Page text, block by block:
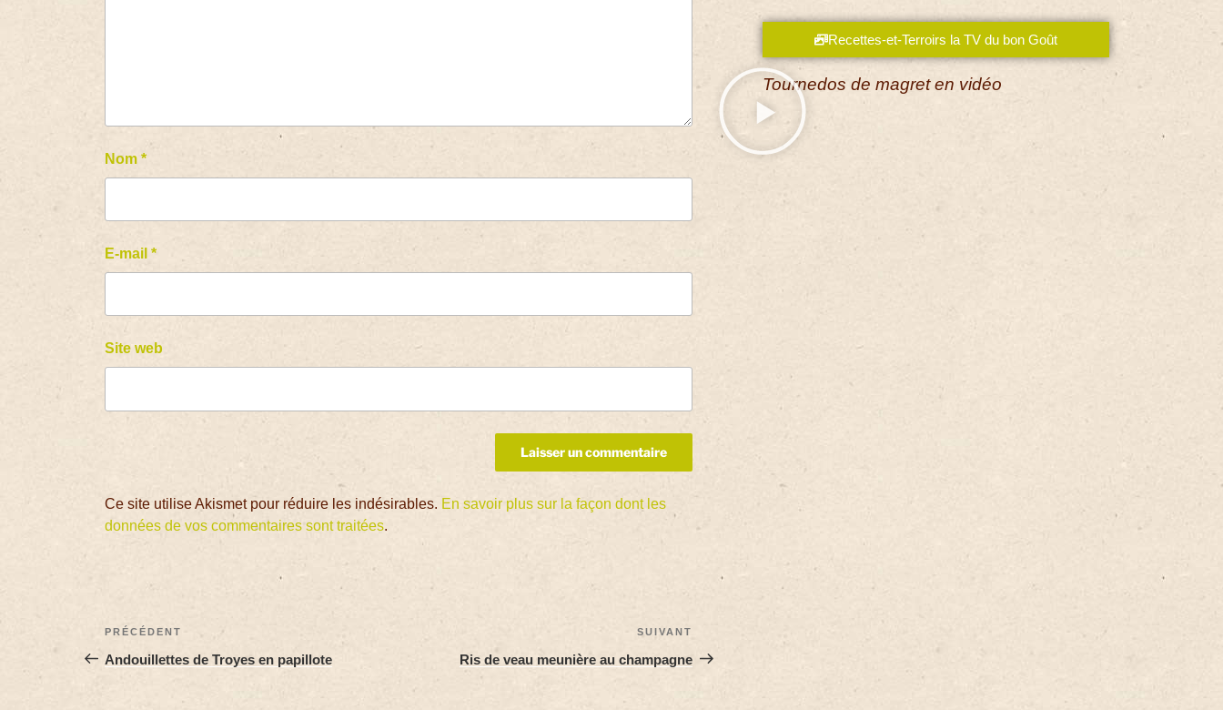
Nom*
E-mail*
Site web
Ce site utilise Akismet pour réduire les indésirables. En savoir plus sur la façon dont les
données de vos commentaires sont traitées.
PRÉCÉDENT
Andouillettes de Troyes en papillote
SUIVANT
Ris de veau meunière au champagne
Recettes-et-Terroirs la TV du bon Goût
Tournedos de magret en vidéo